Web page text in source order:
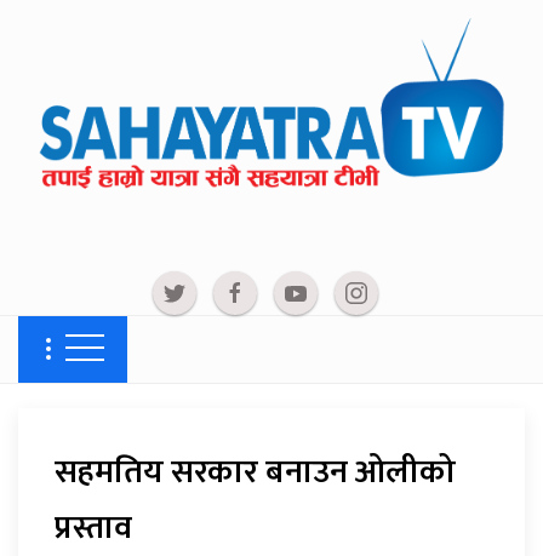
सहमतिय सरकार बनाउन ओलीको
प्रस्ताव